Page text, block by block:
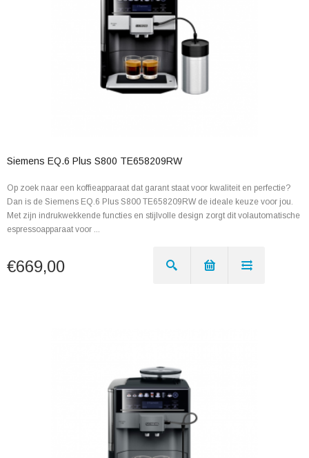
Siemens EQ.6 Plus S800 TE658209RW
Op zoek naar een koffieapparaat dat garant staat voor kwaliteit en perfectie?
Dan is de Siemens EQ.6 Plus S800 TE658209RW de ideale keuze voor jou.
Met zijn indrukwekkende functies en stijlvolle design zorgt dit volautomatische
espressoapparaat voor ...
€669,00